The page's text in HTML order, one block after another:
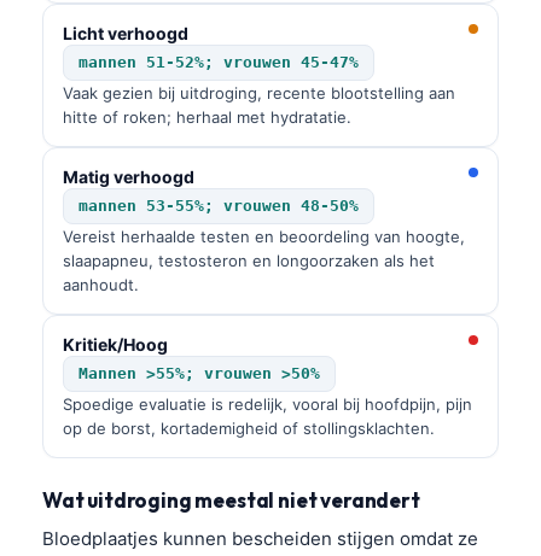
Licht verhoogd
mannen 51-52%; vrouwen 45-47%
Vaak gezien bij uitdroging, recente blootstelling aan
hitte of roken; herhaal met hydratatie.
Matig verhoogd
mannen 53-55%; vrouwen 48-50%
Vereist herhaalde testen en beoordeling van hoogte,
slaapapneu, testosteron en longoorzaken als het
aanhoudt.
Kritiek/Hoog
Mannen >55%; vrouwen >50%
Spoedige evaluatie is redelijk, vooral bij hoofdpijn, pijn
op de borst, kortademigheid of stollingsklachten.
Wat uitdroging meestal niet verandert
Bloedplaatjes kunnen bescheiden stijgen omdat ze